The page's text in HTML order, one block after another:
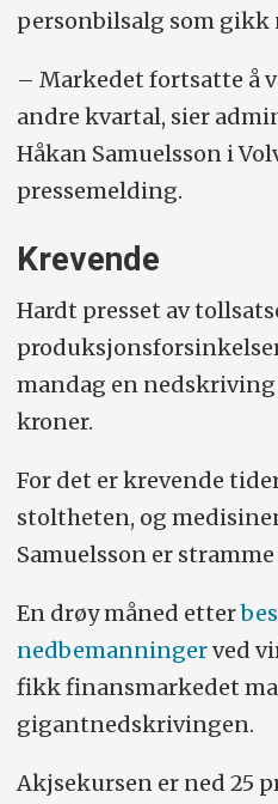
personbilsalg som gikk
– Markedet fortsatte å
andre kvartal, sier
Håkan Samuelsson i
pressemelding.
Krevende
Hardt presset av
mandag en
kroner.
For det er krevende
stoltheten, og
Samuelsson er stramme
En drøy måned etter
nedbemanningerved
fikk finansmarkedet
gigantnedskrivingen.
Akjsekursen er ned 25